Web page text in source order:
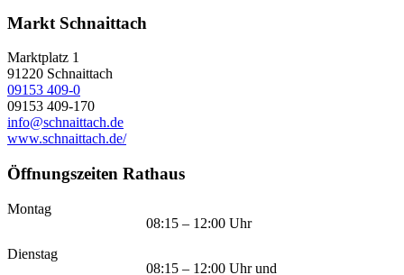
Markt Schnaittach
Marktplatz 1
91220 Schnaittach
09153 409-0
09153 409-170
info@schnaittach.de
www.schnaittach.de/
Öffnungszeiten Rathaus
Montag
08:15 – 12:00 Uhr
Dienstag
08:15 – 12:00 Uhr und